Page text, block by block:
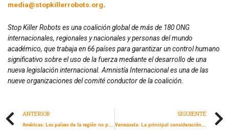
media@stopkillerrobots.org.
Stop Killer Robots es una coalición global de más de 180 ONG
internacionales, regionales y nacionales y personas del mundo
académico, que trabaja en 66 países para garantizar un control humano
significativo sobre el uso de la fuerza mediante el desarrollo de una
nueva legislación internacional. Amnistía Internacional es una de las
nueve organizaciones del comité conductor de la coalición.
ANTERIOR
SIGUIENTE